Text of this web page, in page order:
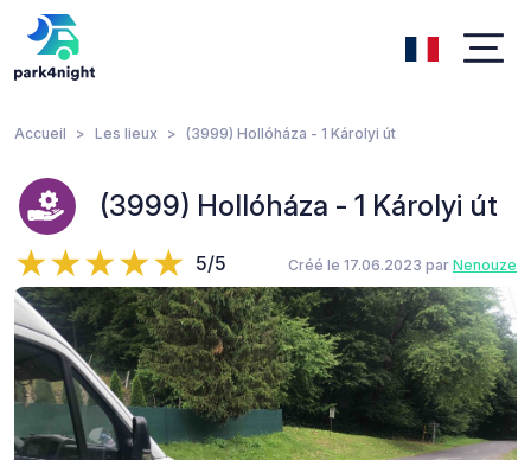
Accueil Les lieux (3999) Hollóháza - 1 Károlyi út
(3999) Hollóháza - 1 Károlyi út
5/5 Créé le 17.06.2023 par Nenouze